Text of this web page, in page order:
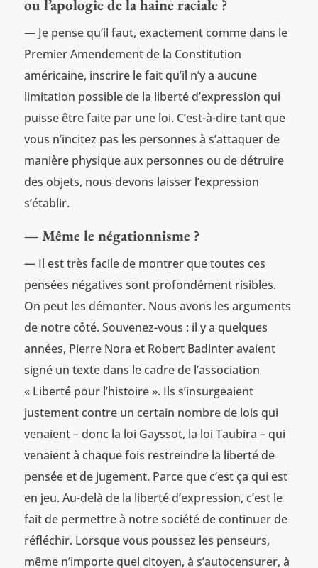
ou l’apologie de la haine raciale ?
— Je pense qu’il faut, exactement comme dans le
Premier Amendement de la Constitution
américaine, inscrire le fait qu’il n’y a aucune
limitation possible de la liberté d’expression qui
puisse être faite par une loi. C’est-à-dire tant que
vous n’incitez pas les personnes à s’attaquer de
manière physique aux personnes ou de détruire
des objets, nous devons laisser l’expression
s’établir.
— Même le négationnisme ?
— Il est très facile de montrer que toutes ces
pensées négatives sont profondément risibles.
On peut les démonter. Nous avons les arguments
de notre côté. Souvenez-vous : il y a quelques
années, Pierre Nora et Robert Badinter avaient
signé un texte dans le cadre de l’association
« Liberté pour l’histoire ». Ils s’insurgeaient
justement contre un certain nombre de lois qui
venaient – donc la loi Gayssot, la loi Taubira – qui
venaient à chaque fois restreindre la liberté de
pensée et de jugement. Parce que c’est ça qui est
en jeu. Au-delà de la liberté d’expression, c’est le
fait de permettre à notre société de continuer de
réfléchir. Lorsque vous poussez les penseurs,
même n’importe quel citoyen, à s’autocensurer, à